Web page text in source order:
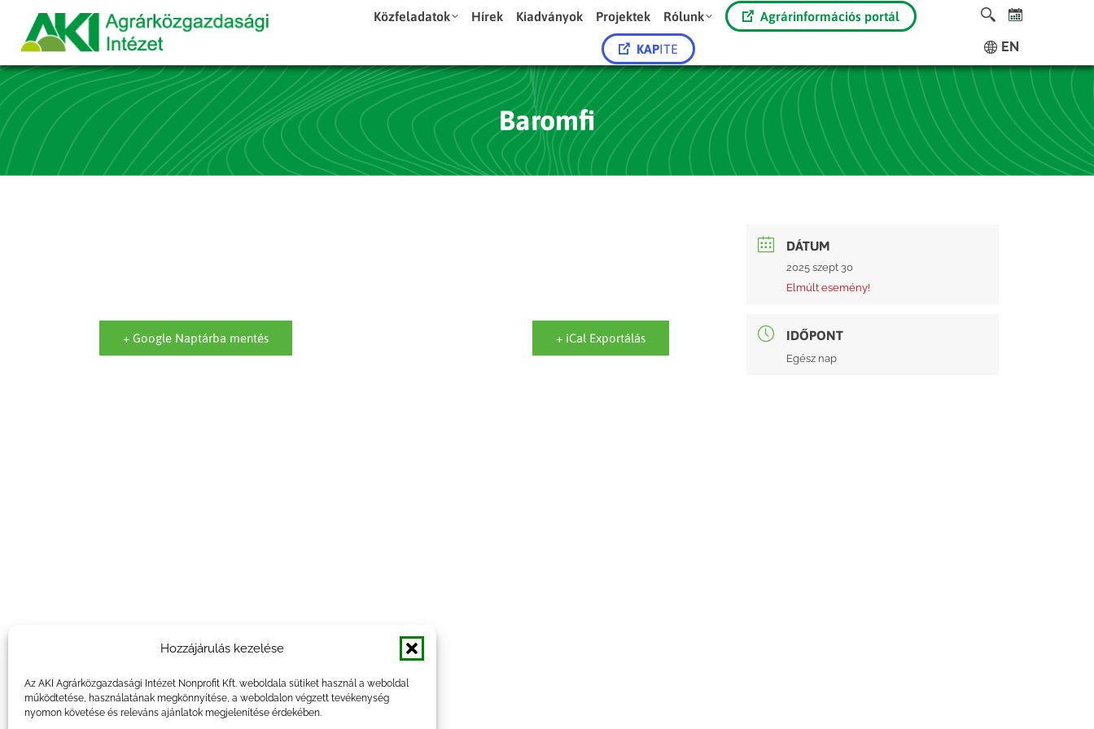
Hozzájárulás kezelése
Az AKI Agrárközgazdasági Intézet Nonprofit Kft. weboldala sütiket használ a weboldal
működtetése, használatának megkönnyítése, a weboldalon végzett tevékenység
nyomon követése és releváns ajánlatok megjelenítése érdekében.
Közfeladatok Hírek Kiadványok Projektek Rólunk Agrárinformációs portál
KAPITE EN
Baromfi
+ Google Naptárba mentés + iCal Exportálás
DÁTUM
2025 szept 30
Elmúlt esemény!
IDŐPONT
Egész nap